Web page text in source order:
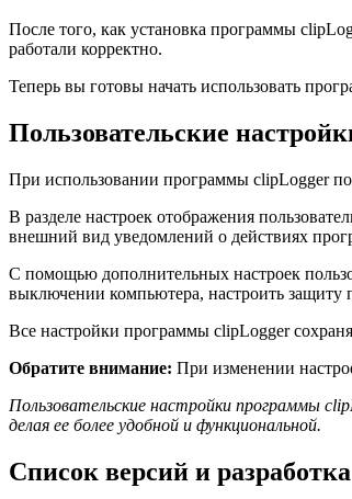
После того, как установка программы
работали корректно.
Теперь вы готовы начать использовать
Пользовательские
При использовании программы clipLogger
В разделе настроек отображения
внешний вид уведомлений о действиях
С помощью дополнительных настроек
выключении компьютера, настроить защиту
Все настройки программы clipLogger
Обратите внимание: При изменении
Пользовательские настройки программы
делая ее более удобной и функциональной.
Список версий и разработка